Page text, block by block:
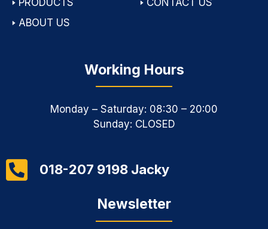
🢒 PRODUCTS
🢒 ABOUT US
🢒 CONTACT US
Working Hours
Monday – Saturday: 08:30 – 20:00
Sunday: CLOSED
018-207 9198 Jacky
Newsletter